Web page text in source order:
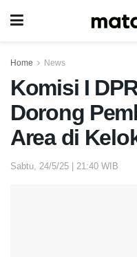
Home News
Komisi I
Dorong
Area di
Sabtu, 24/5/25 | 21:40 WIB